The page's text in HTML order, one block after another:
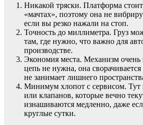
Никакой тряски. Платформа
«мачтах», поэтому она не
если вы резко нажали на стоп.
Точность до миллиметра. Груз
там, где нужно, что важно для
производстве.
Экономия места. Механизм
цепь не нужна, она
не занимает лишнего
Минимум хлопот с сервисом. Тут
или клапанов, которые вечно
изнашиваются медленно, даже
круглые сутки.